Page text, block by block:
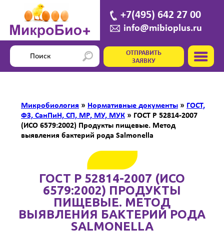
+7(495) 642 27 00
info@mibioplus.ru
ОТПРАВИТЬ
ЗАЯВКУ
Микробиология » Нормативные документы » ГОСТ,
ФЗ, СанПиН, СП, МР, МУ, МУК » ГОСТ Р 52814-2007
(ИСО 6579:2002) Продукты пищевые. Метод
выявления бактерий рода Salmonella
ГОСТ Р 52814-2007 (ИСО
6579:2002) ПРОДУКТЫ
ПИЩЕВЫЕ. МЕТОД
ВЫЯВЛЕНИЯ БАКТЕРИЙ РОДА
SALMONELLA